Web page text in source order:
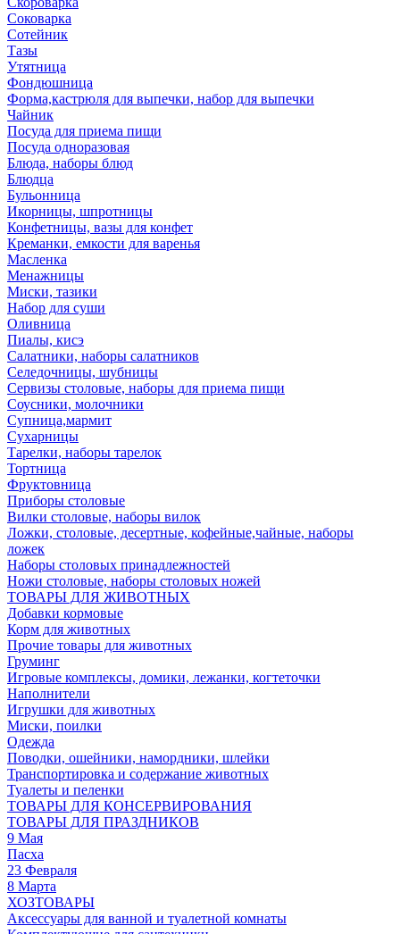
Соковарка
Сотейник
Тазы
Утятница
Фондюшница
Форма,кастрюля для выпечки, набор для выпечки
Чайник
Посуда для приема пищи
Посуда одноразовая
Блюда, наборы блюд
Блюдца
Бульонница
Икорницы, шпротницы
Конфетницы, вазы для конфет
Креманки, емкости для варенья
Масленка
Менажницы
Миски, тазики
Набор для суши
Оливница
Пиалы, кисэ
Салатники, наборы салатников
Селедочницы, шубницы
Сервизы столовые, наборы для приема пищи
Соусники, молочники
Супница,мармит
Сухарницы
Тарелки, наборы тарелок
Тортница
Фруктовница
Приборы столовые
Вилки столовые, наборы вилок
Ложки, столовые, десертные, кофейные,чайные, наборы
ложек
Наборы столовых принадлежностей
Ножи столовые, наборы столовых ножей
ТОВАРЫ ДЛЯ ЖИВОТНЫХ
Добавки кормовые
Корм для животных
Прочие товары для животных
Груминг
Игровые комплексы, домики, лежанки, когтеточки
Наполнители
Игрушки для животных
Миски, поилки
Одежда
Поводки, ошейники, намордники, шлейки
Транспортировка и содержание животных
Туалеты и пеленки
ТОВАРЫ ДЛЯ КОНСЕРВИРОВАНИЯ
ТОВАРЫ ДЛЯ ПРАЗДНИКОВ
9 Мая
Пасха
23 Февраля
8 Марта
ХОЗТОВАРЫ
Аксессуары для ванной и туалетной комнаты